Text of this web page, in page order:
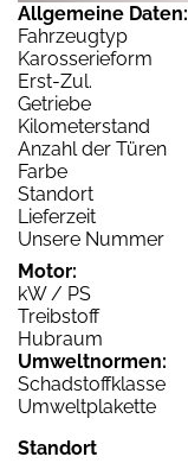
Allgemeine Daten:
Fahrzeugtyp
Karosserieform
Erst-Zul.
Getriebe
Kilometerstand
Anzahl der Türen
Farbe
Standort
Lieferzeit
Unsere Nummer
Motor:
kW / PS
Treibstoff
Hubraum
Umweltnormen:
Schadstoffklasse
Umweltplakette
Standort